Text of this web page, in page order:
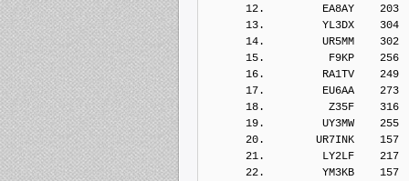
12.         EA8AY    203
13.         YL3DX    304
14.         UR5MM    302
15.          F9KP    256
16.         RA1TV    249
17.         EU6AA    273
18.          Z35F    316
19.         UY3MW    255
20.        UR7INK    157
21.         LY2LF    217
22.         YM3KB    157